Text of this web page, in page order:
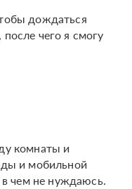
дождаться
чего я смогу
комнаты и
и мобильной
чем не нуждаюсь.